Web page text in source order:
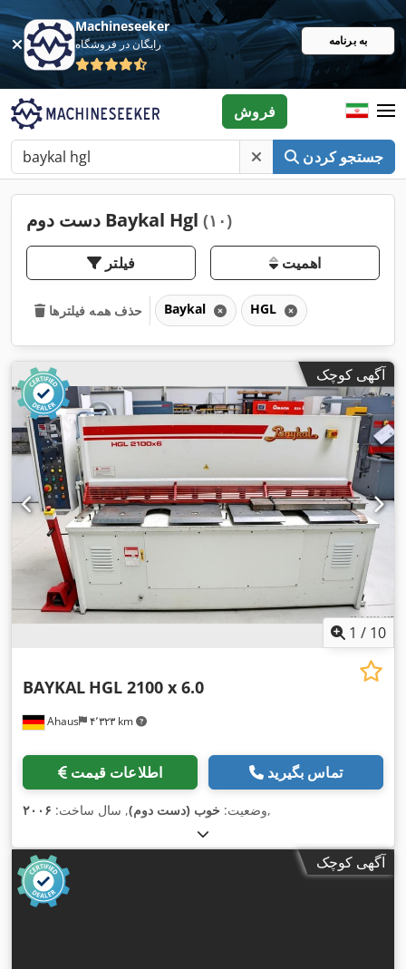
Machineseeker
رایگان در فروشگاه به برنامه
جستجو کردن
فروش
دست دوم Baykal Hgl (۱۰)
فیلتر اهمیت
حذف همه فیلترها Baykal HGL
آگهی کوچک
1 / 10
Ahaus ۴٬۳۲۳ km
BAYKAL HGL 2100 x 6.0
اطلاعات قیمت تماس بگیرید
وضعیت: خوب (دست دوم), سال ساخت: ۲۰۰۶ ,
آگهی کوچک